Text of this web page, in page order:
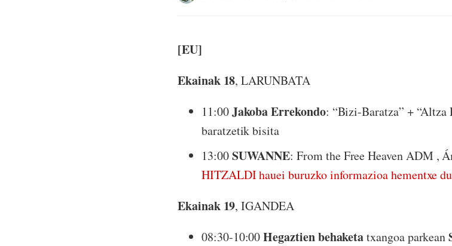
[EU]
Ekainak 18, LARUNBATA
11:00Jakoba Errekondo: “Bizi-Baratza” + “Altza
baratzetik bisita
13:00SUWANNE: From the Free Heaven ADM ,
HITZALDI hauei buruzko informazioa hementxe
Ekainak 19, IGANDEA
08:30-10:00Hegaztien behaketatxangoa parkean